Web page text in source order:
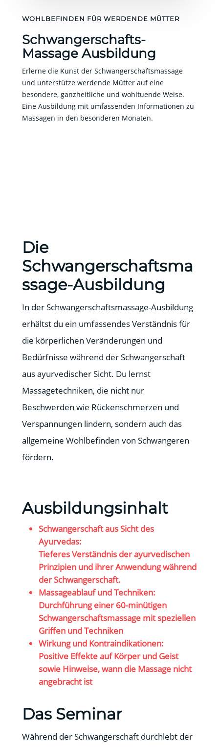
WOHLBEFINDEN FÜR WERDENDE MÜTTER
Schwangerschafts-
Massage Ausbildung
Erlerne die Kunst der Schwangerschaftsmassage
und unterstütze werdende Mütter auf eine
besondere, ganzheitliche und wohltuende Weise.
Eine Ausbildung mit umfassenden Informationen zu
Massagen in den besonderen Monaten.
Die
Schwangerschaftsma
ssage-Ausbildung
In der Schwangerschaftsmassage-Ausbildung
erhältst du ein umfassendes Verständnis für
die körperlichen Veränderungen und
Bedürfnisse während der Schwangerschaft
aus ayurvedischer Sicht. Du lernst
Massagetechniken, die nicht nur
Beschwerden wie Rückenschmerzen und
Verspannungen lindern, sondern auch das
allgemeine Wohlbefinden von Schwangeren
fördern.
Ausbildungsinhalt
Schwangerschaft aus Sicht des
Ayurvedas:
Tieferes Verständnis der ayurvedischen
Prinzipien und ihrer Anwendung während
der Schwangerschaft.
Massageablauf und Techniken:
Durchführung einer 60-minütigen
Schwangerschaftsmassage mit speziellen
Griffen und Techniken
Wirkung und Kontraindikationen:
Positive Effekte auf Körper und Geist
sowie Hinweise, wann die Massage nicht
angebracht ist
Das Seminar
Während der Schwangerschaft durchlebt der